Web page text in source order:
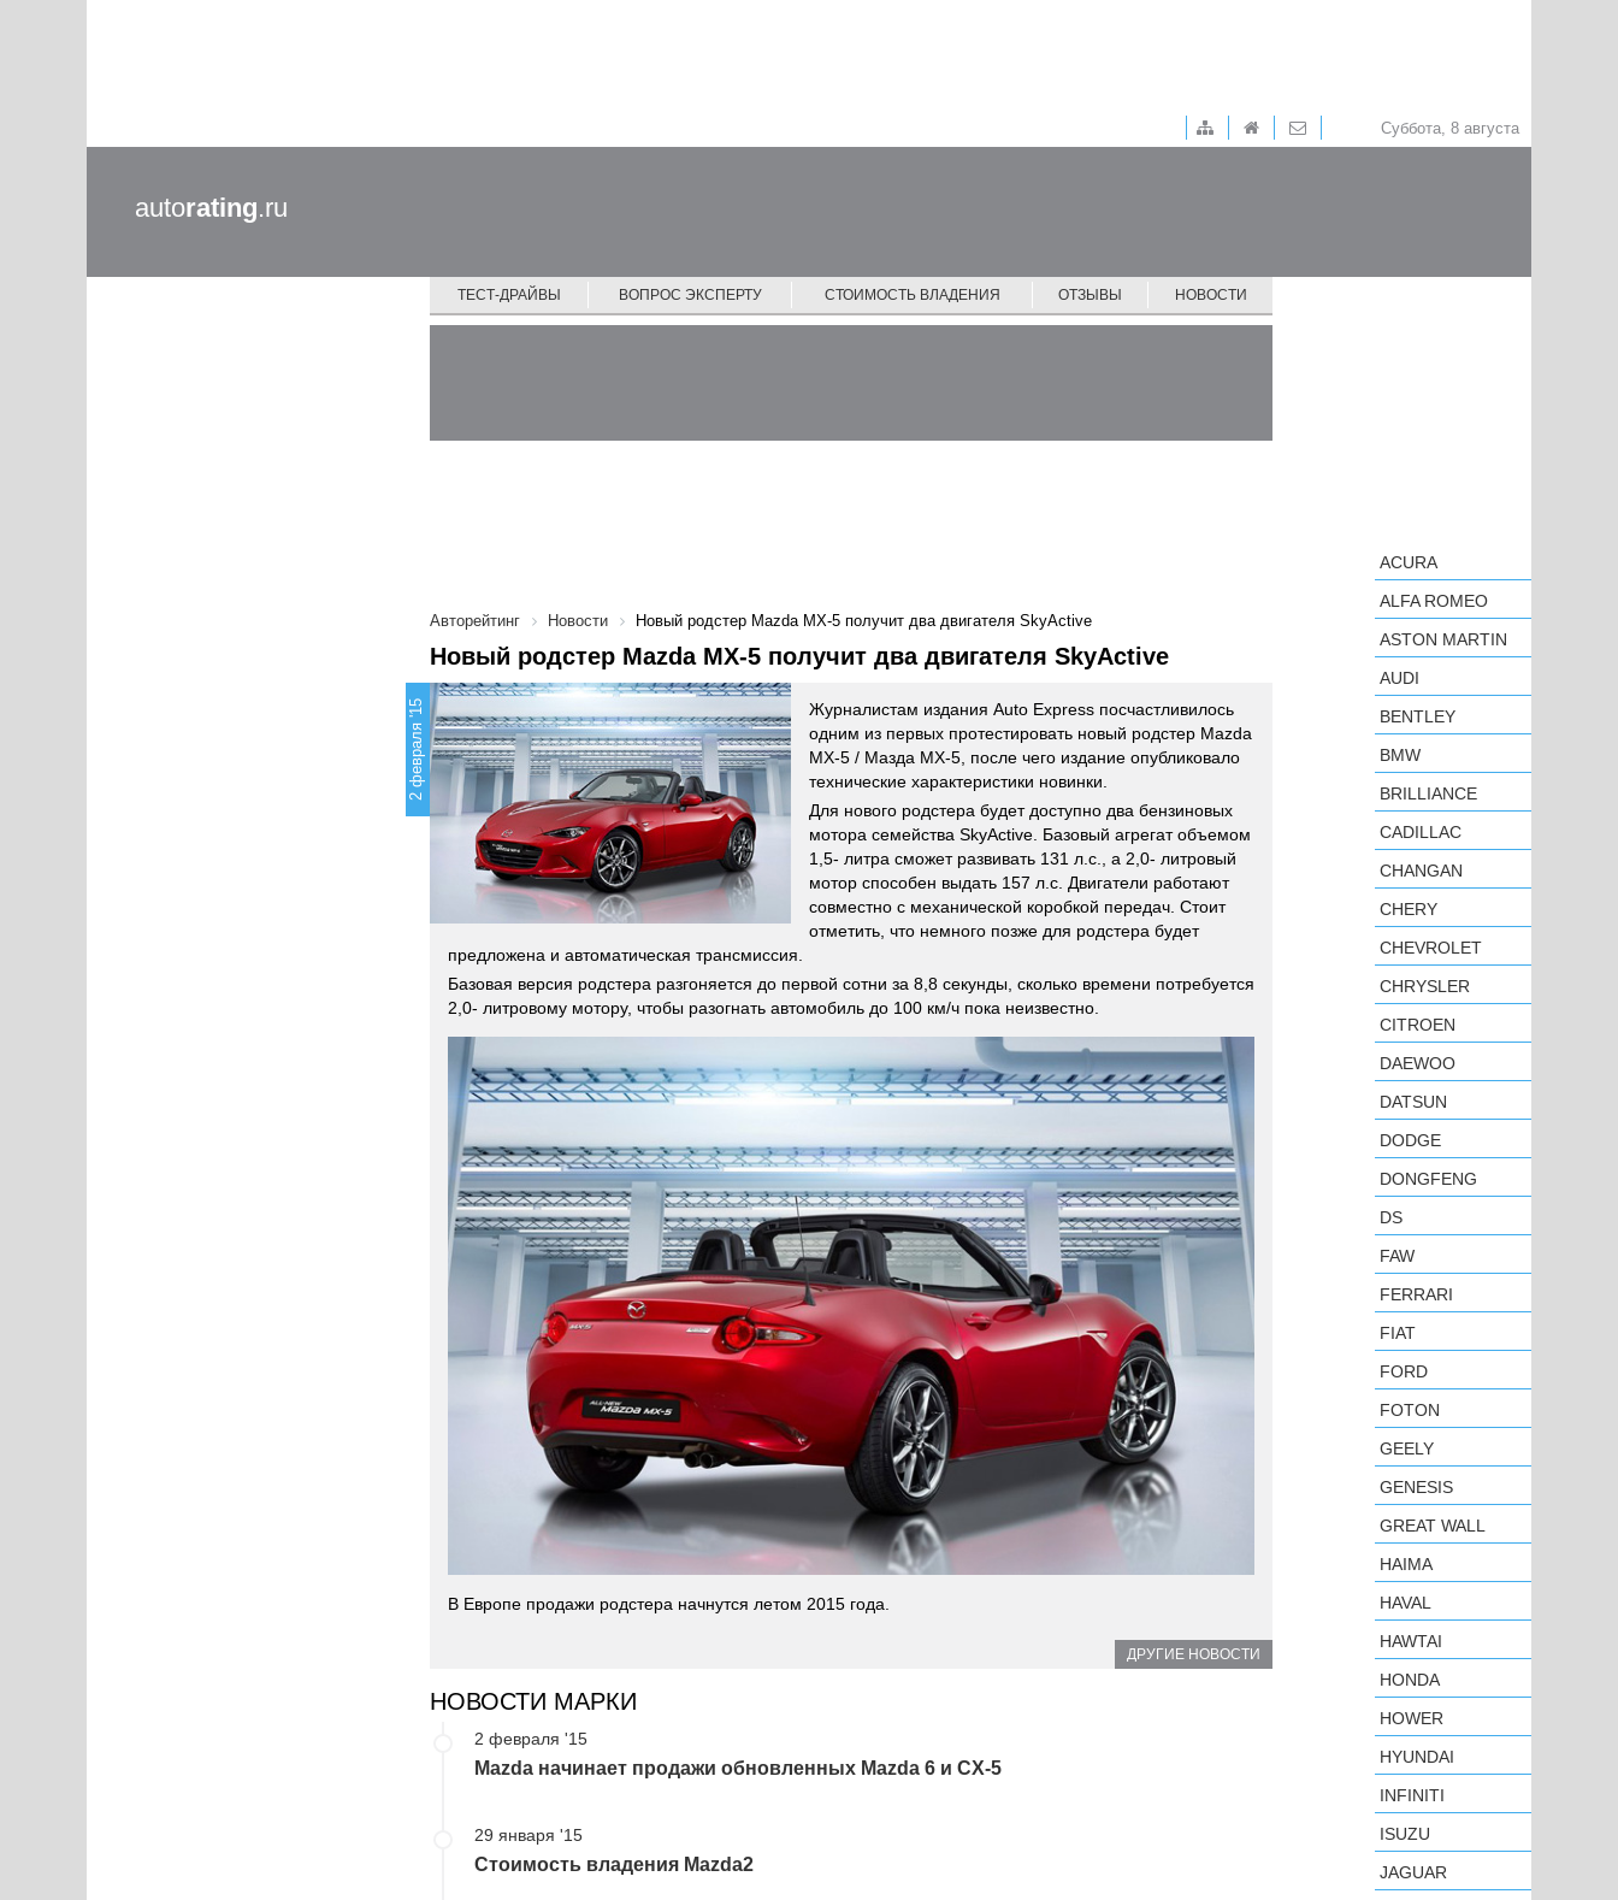
Суббота, 8 августа
autorating.ru
ТЕСТ-ДРАЙВЫ ВОПРОС ЭКСПЕРТУ СТОИМОСТЬ ВЛАДЕНИЯ ОТЗЫВЫ НОВОСТИ
Авторейтинг Новости Новый родстер Mazda MX-5 получит два двигателя SkyActive
Новый родстер Mazda MX-5 получит два двигателя SkyActive
2 февраля '15
Журналистам издания Auto Express посчастливилось
одним из первых протестировать новый родстер Mazda
MX-5 / Мазда МХ-5, после чего издание опубликовало
технические характеристики новинки.
Для нового родстера будет доступно два бензиновых
мотора семейства SkyActive. Базовый агрегат объемом
1,5- литра сможет развивать 131 л.с., а 2,0- литровый
мотор способен выдать 157 л.с. Двигатели работают
совместно с механической коробкой передач. Стоит
отметить, что немного позже для родстера будет
предложена и автоматическая трансмиссия.
Базовая версия родстера разгоняется до первой сотни за 8,8 секунды, сколько времени потребуется
2,0- литровому мотору, чтобы разогнать автомобиль до 100 км/ч пока неизвестно.
В Европе продажи родстера начнутся летом 2015 года.
ДРУГИЕ НОВОСТИ
НОВОСТИ МАРКИ
2 февраля '15
Mazda начинает продажи обновленных Mazda 6 и CX-5
29 января '15
Стоимость владения Mazda2
ACURA
ALFA ROMEO
ASTON MARTIN
AUDI
BENTLEY
BMW
BRILLIANCE
CADILLAC
CHANGAN
CHERY
CHEVROLET
CHRYSLER
CITROEN
DAEWOO
DATSUN
DODGE
DONGFENG
DS
FAW
FERRARI
FIAT
FORD
FOTON
GEELY
GENESIS
GREAT WALL
HAIMA
HAVAL
HAWTAI
HONDA
HOWER
HYUNDAI
INFINITI
ISUZU
JAGUAR